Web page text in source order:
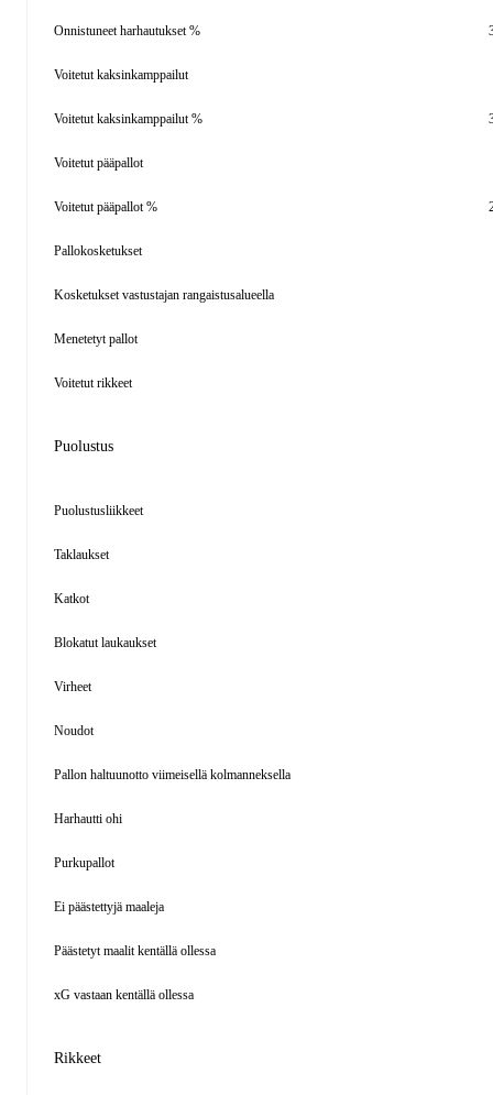
Onnistuneet harhautukset %
Voitetut kaksinkamppailut
Voitetut kaksinkamppailut %
Voitetut pääpallot
Voitetut pääpallot %
Pallokosketukset
Kosketukset vastustajan rangaistusalueella
Menetetyt pallot
Voitetut rikkeet
Puolustus
Puolustusliikkeet
Taklaukset
Katkot
Blokatut laukaukset
Virheet
Noudot
Pallon haltuunotto viimeisellä kolmanneksella
Harhautti ohi
Purkupallot
Ei päästettyjä maaleja
Päästetyt maalit kentällä ollessa
xG vastaan kentällä ollessa
Rikkeet